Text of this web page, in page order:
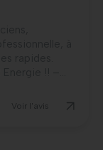
Voir l'avis